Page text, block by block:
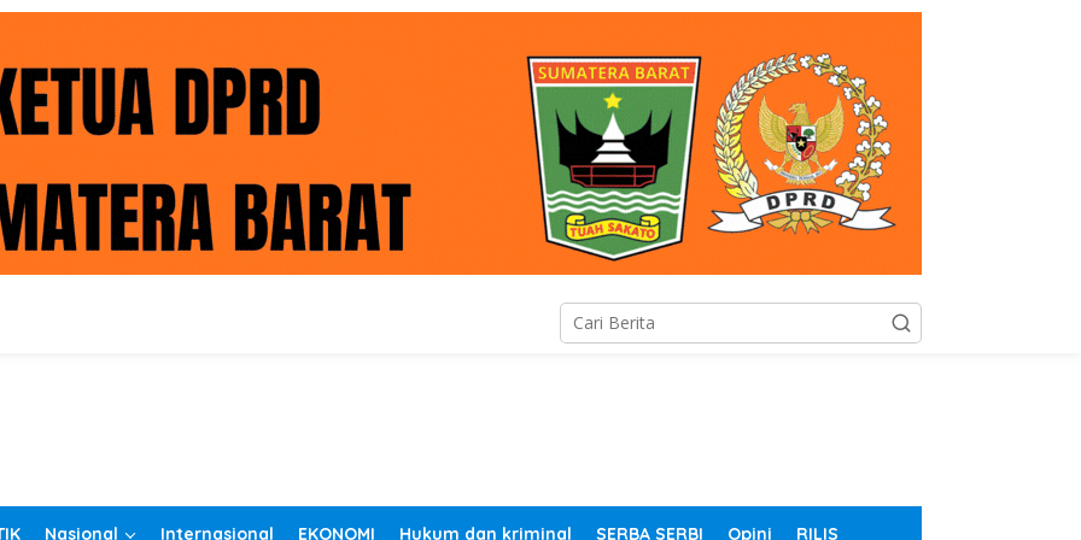
Nasional Internasional EKONOMI Hukum dan kriminal SERBA SERBI Opini RILIS